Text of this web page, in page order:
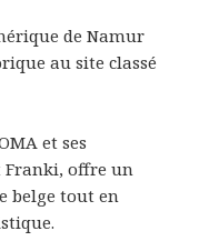
de Namur
au site classé
et ses
Franki, offre un
belge tout en